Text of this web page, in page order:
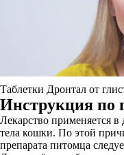
Таблетки Дронтал от
Инструкция по
Лекарство применяется в
тела кошки. По этой
препарата питомца